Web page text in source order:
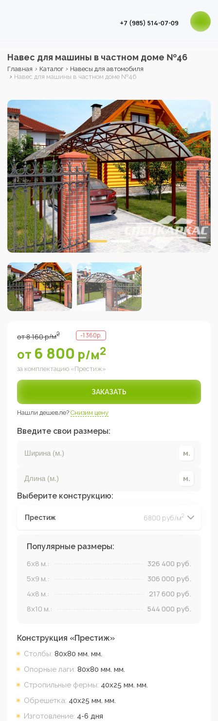
+7 (985) 514-07-09
Навес для машины в частном доме №46
Главная › Каталог › Навесы для автомобиля
› Навес для машины в частном доме №46
от8 160р/м2 -1 360р.
от 6 800 р/м2
за комплектацию «Престиж»
ЗАКАЗАТЬ
Нашли дешевле? Снизим цену
Введите свои размеры:
Выберите конструкцию:
Престиж 6800 руб/м2
Популярные размеры:
6x8 м.: 326 400 руб.
5x9 м.: 306 000 руб.
4x8 м.: 217 600 руб.
8x10 м.: 544 000 руб.
Конструкция «Престиж»
Столбы: 80х80 мм. мм.
Опорные лаги: 80х80 мм. мм.
Стропильные фермы: 40х25 мм. мм.
Обрешетка: 40х25 мм. мм.
Изготовление: 4-6 дня